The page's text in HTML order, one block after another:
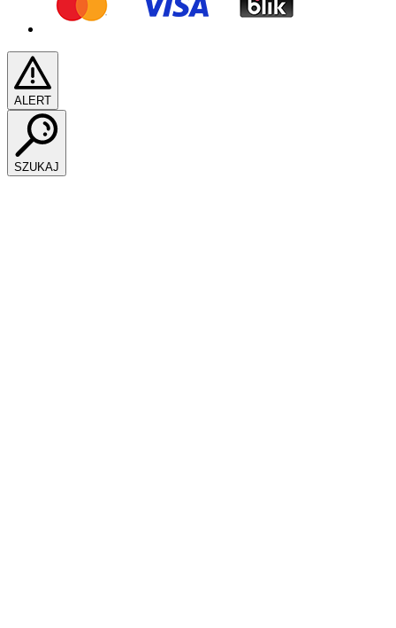
ALERT
SZUKAJ